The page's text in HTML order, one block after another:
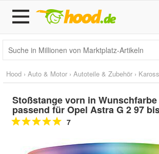
Hood › Auto & Motor › Autoteile & Zubehör ›
Stoßstange vorn in
passend für Opel Astra G 2 97
7